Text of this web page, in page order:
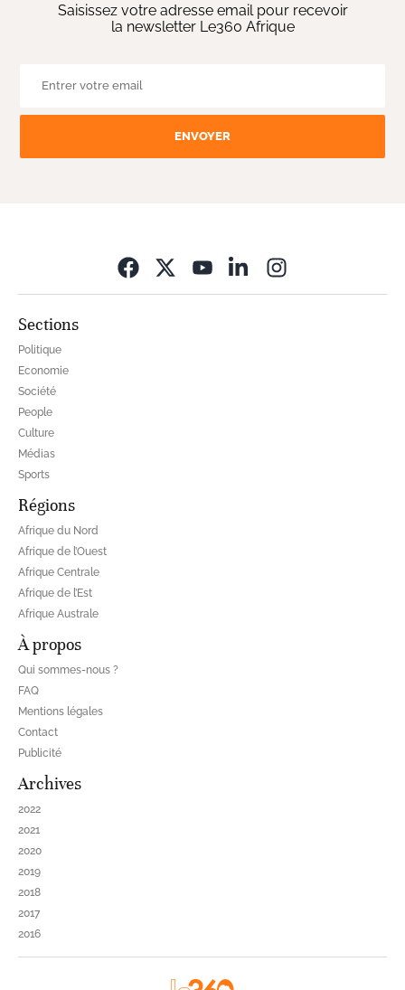
Saisissez votre adresse email pour recevoir
la newsletter Le360 Afrique
ENVOYER
Sections
Politique
Economie
Société
People
Culture
Médias
Sports
Régions
Afrique du Nord
Afrique de l’Ouest
Afrique Centrale
Afrique de l’Est
Afrique Australe
À propos
Qui sommes-nous ?
FAQ
Mentions légales
Contact
Publicité
Archives
2022
2021
2020
2019
2018
2017
2016